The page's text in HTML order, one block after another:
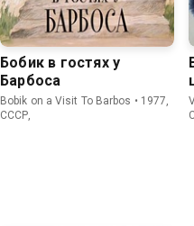
Бобик в гостях у
Барбоса
Bobik on a Visit To Barbos • 1977,
СССР,